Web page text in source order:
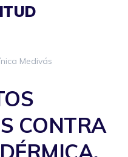
Medivás
CONTRA